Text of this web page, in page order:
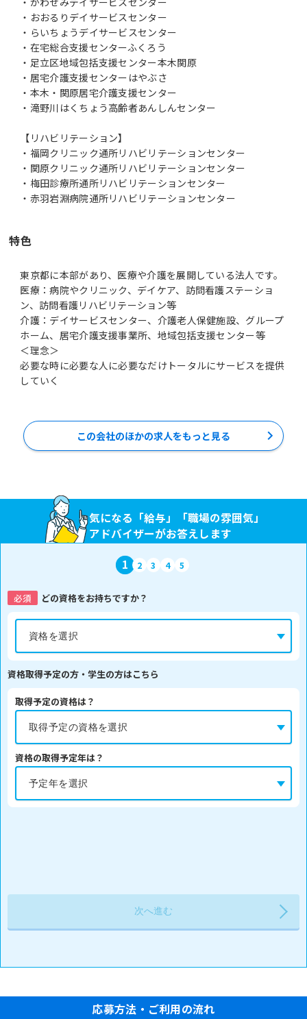
・おおるりデイサービスセンター
・らいちょうデイサービスセンター
・在宅総合支援センターふくろう
・足立区地域包括支援センター本木関原
・居宅介護支援センターはやぶさ
・本木・関原居宅介護支援センター
・滝野川はくちょう高齢者あんしんセンター
【リハビリテーション】
・福岡クリニック通所リハビリテーションセンター
・関原クリニック通所リハビリテーションセンター
・梅田診療所通所リハビリテーションセンター
・赤羽岩淵病院通所リハビリテーションセンター
特色
東京都に本部があり、医療や介護を展開している法人です。
医療：病院やクリニック、デイケア、訪問看護ステーショ
ン、訪問看護リハビリテーション等
介護：デイサービスセンター、介護老人保健施設、グループ
ホーム、居宅介護支援事業所、地域包括支援センター等
＜理念＞
必要な時に必要な人に必要なだけトータルにサービスを提供
していく
この会社のほかの求人をもっと見る
気になる「給与」「職場の雰囲気」
アドバイザーがお答えします
1 2 3 4 5
必須 どの資格をお持ちですか？
資格取得予定の方・学生の方はこちら
取得予定の資格は？
資格の取得予定年は？
応募方法・ご利用の流れ